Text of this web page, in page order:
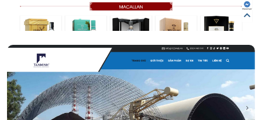
Hầm rượu